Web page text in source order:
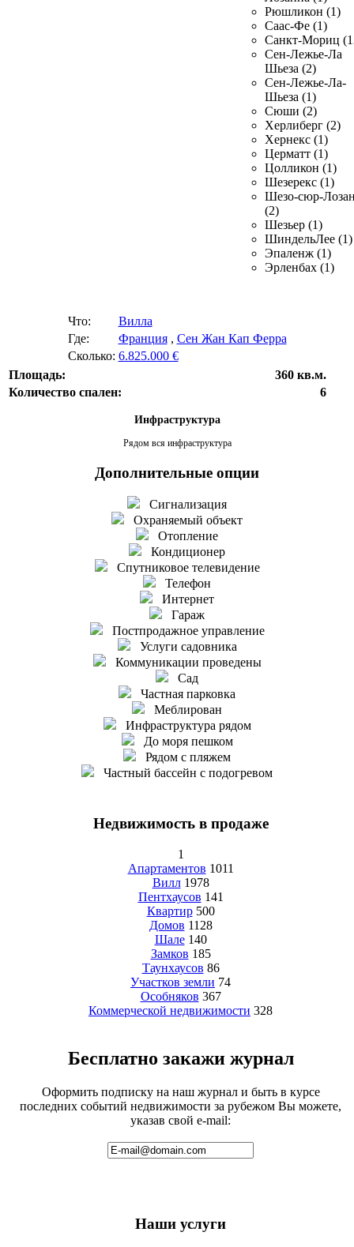
Рюшликон (1)
Саас-Фе (1)
Санкт-Мориц
Сен-Лежье-Ла
Шьеза (2)
Сен-Лежье-Ла-
Шьеза (1)
Сюши (2)
Херлиберг (2)
Хернекс (1)
Церматт (1)
Цолликон (1)
Шезерекс (1)
Шезо-сюр-
(2)
Шезьер (1)
ШиндельЛее (1)
Эпаленж (1)
Эрленбах (1)
Что:
Вилла
Где:
Франция, Сен Жан Кап Ферра
Сколько: 6.825.000 €
Площадь:
360 кв.м.
Количество спален:
6
Инфраструктура
Рядом вся инфраструктура
Дополнительные опции
Сигнализация
Охраняемый объект
Отопление
Кондиционер
Спутниковое телевидение
Телефон
Интернет
Гараж
Постпродажное управление
Услуги садовника
Коммуникации проведены
Сад
Частная парковка
Меблирован
Инфраструктура рядом
До моря пешком
Рядом с пляжем
Частный бассейн с подогревом
Недвижимость в продаже
1
Апартаментов 1011
Вилл 1978
Пентхаусов 141
Квартир 500
Домов 1128
Шале 140
Замков 185
Таунхаусов 86
Участков земли 74
Особняков 367
Коммерческой недвижимости 328
Бесплатно закажи журнал
Оформить подписку на наш журнал и быть в курсе
последних событий недвижимости за рубежом Вы можете,
указав свой e-mail:
Наши услуги